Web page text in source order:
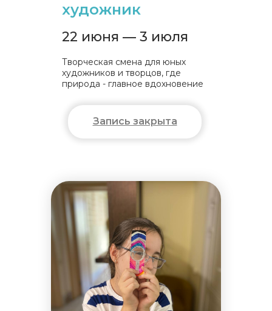
22 июня — 3 июля
Творческая смена для юных
художников и творцов, где
природа - главное вдохновение
художник
Запись закрыта